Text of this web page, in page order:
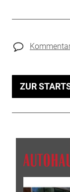
ZUR